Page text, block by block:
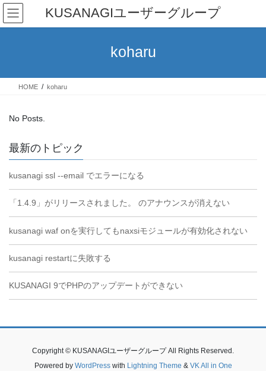
Skip
the
Skip
the
KUSANAGIユーザーグループ
koharu
HOME koharu
No Posts.
最新のトピック
kusanagi ssl --email でエラーになる
「1.4.9」がリリースされました。 のアナウンスが消えない
kusanagi waf onを実行してもnaxsiモジュールが有効化されない
kusanagi restartに失敗する
KUSANAGI 9でPHPのアップデートができない
Copyright © KUSANAGIユーザーグループ All Rights Reserved.
Powered by WordPresswith Lightning Theme & VK All in One